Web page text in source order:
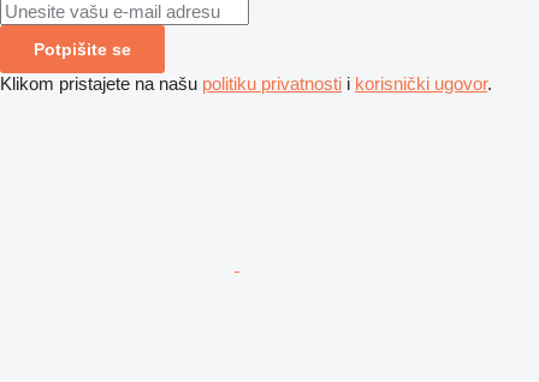
Potpišite se
Klikom pristajete na našu politiku privatnosti i korisnički ugovor.